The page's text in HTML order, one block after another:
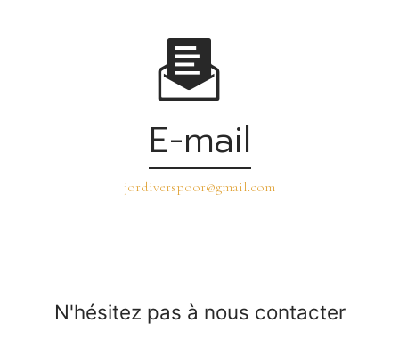
E-mail
jordiverspoor@gmail.com
N'hésitez pas à nous contacter